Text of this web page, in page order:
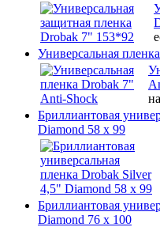
Универсальная
Бриллиантовая
Diamond 58 х 99
Бриллиантовая
Diamond 76 х 100